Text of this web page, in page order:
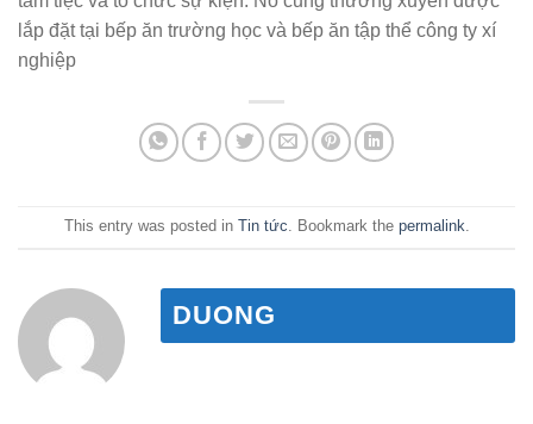
lắp đặt tại bếp ăn trường học và bếp ăn tập thể công ty xí
nghiệp
This entry was posted in Tin tức. Bookmark the permalink.
DUONG